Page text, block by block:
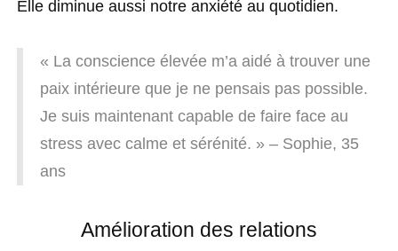
Elle diminue aussi notre anxiété au quotidien.
« La conscience élevée m’a aidé à trouver une
paix intérieure que je ne pensais pas possible.
Je suis maintenant capable de faire face au
stress avec calme et sérénité. » – Sophie, 35
ans
Amélioration des relations